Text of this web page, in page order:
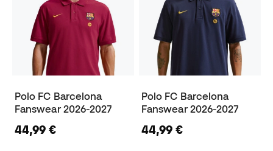
Polo FC Barcelona
Fanswear 2026-2027
44,99 €
Polo FC Barcelona
Fanswear 2026-2027
44,99 €